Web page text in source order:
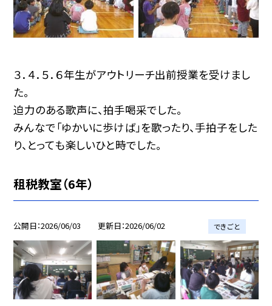
３．４．５．６年生がアウトリーチ出前授業を受けまし
た。
迫力のある歌声に、拍手喝采でした。
みんなで「ゆかいに歩けば」を歌ったり、手拍子をした
り、とっても楽しいひと時でした。
租税教室（6年）
公開日 2026/06/03 更新日 2026/06/02 できごと